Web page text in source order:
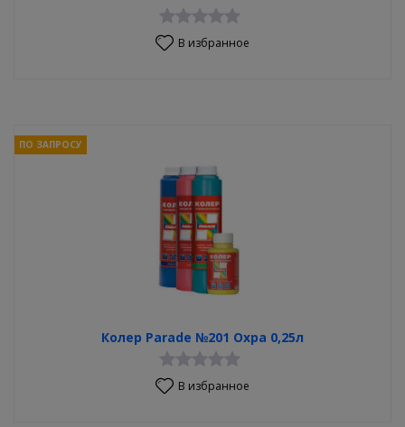
В избранное
Колер Parade №201 Охра 0,25л
ПО ЗАПРОСУ
В избранное